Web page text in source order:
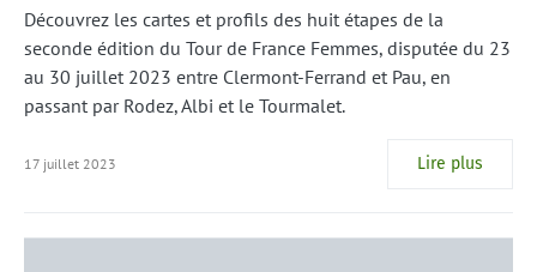
Découvrez les cartes et profils des huit étapes de la
seconde édition du Tour de France Femmes, disputée du 23
au 30 juillet 2023 entre Clermont-Ferrand et Pau, en
passant par Rodez, Albi et le Tourmalet.
17 juillet 2023 Lire plus